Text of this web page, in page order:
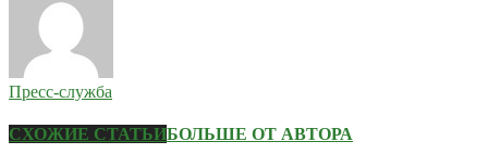
Пресс-служба
СХОЖИЕ СТАТЬИБОЛЬШЕ ОТ АВТОРА